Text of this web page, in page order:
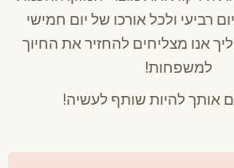
רביעי ולכל אורכו של יום חמישי
אנו מצליחים להחזיר את החיוך
למשפחות!
אותך להיות שותף לעשיה!